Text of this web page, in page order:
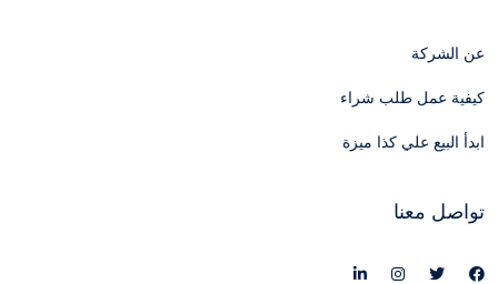
عن الشركة
كيفية عمل طلب شراء
ابدأ البيع علي كذا ميزة
تواصل معنا